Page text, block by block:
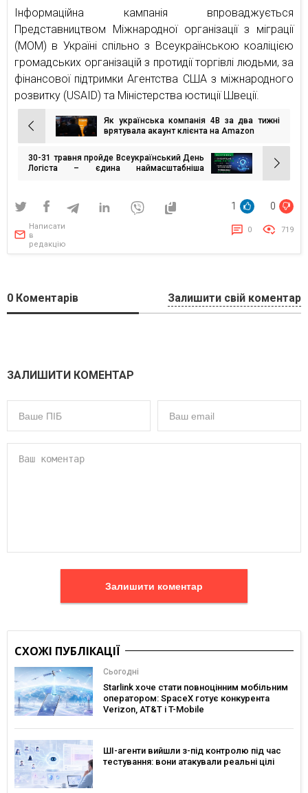
Інформаційна кампанія впроваджується
Представництвом Міжнародної організації з міграції
(МОМ) в Україні спільно з Всеукраїнською коаліцією
громадських організацій з протидії торгівлі людьми, за
фінансової підтримки Агентства США з міжнародного
розвитку (USAID) та Міністерства юстиції Швеції.
Навігація
записів
Як українська компанія 4B за два тижні
врятувала акаунт клієнта на Amazon
30-31 травня пройде Всеукраїнський День
Логіста – єдина наймасштабніша
1 0
Написати
в
редакцію
0 719
0 Коментарів Залишити свій коментар
ЗАЛИШИТИ КОМЕНТАР
Залишити коментар
СХОЖІ ПУБЛІКАЦІЇ
Сьогодні
Starlink хоче стати повноцінним мобільним
оператором: SpaceX готує конкурента
Verizon, AT&T і T-Mobile
ШІ-агенти вийшли з-під контролю під час
тестування: вони атакували реальні цілі